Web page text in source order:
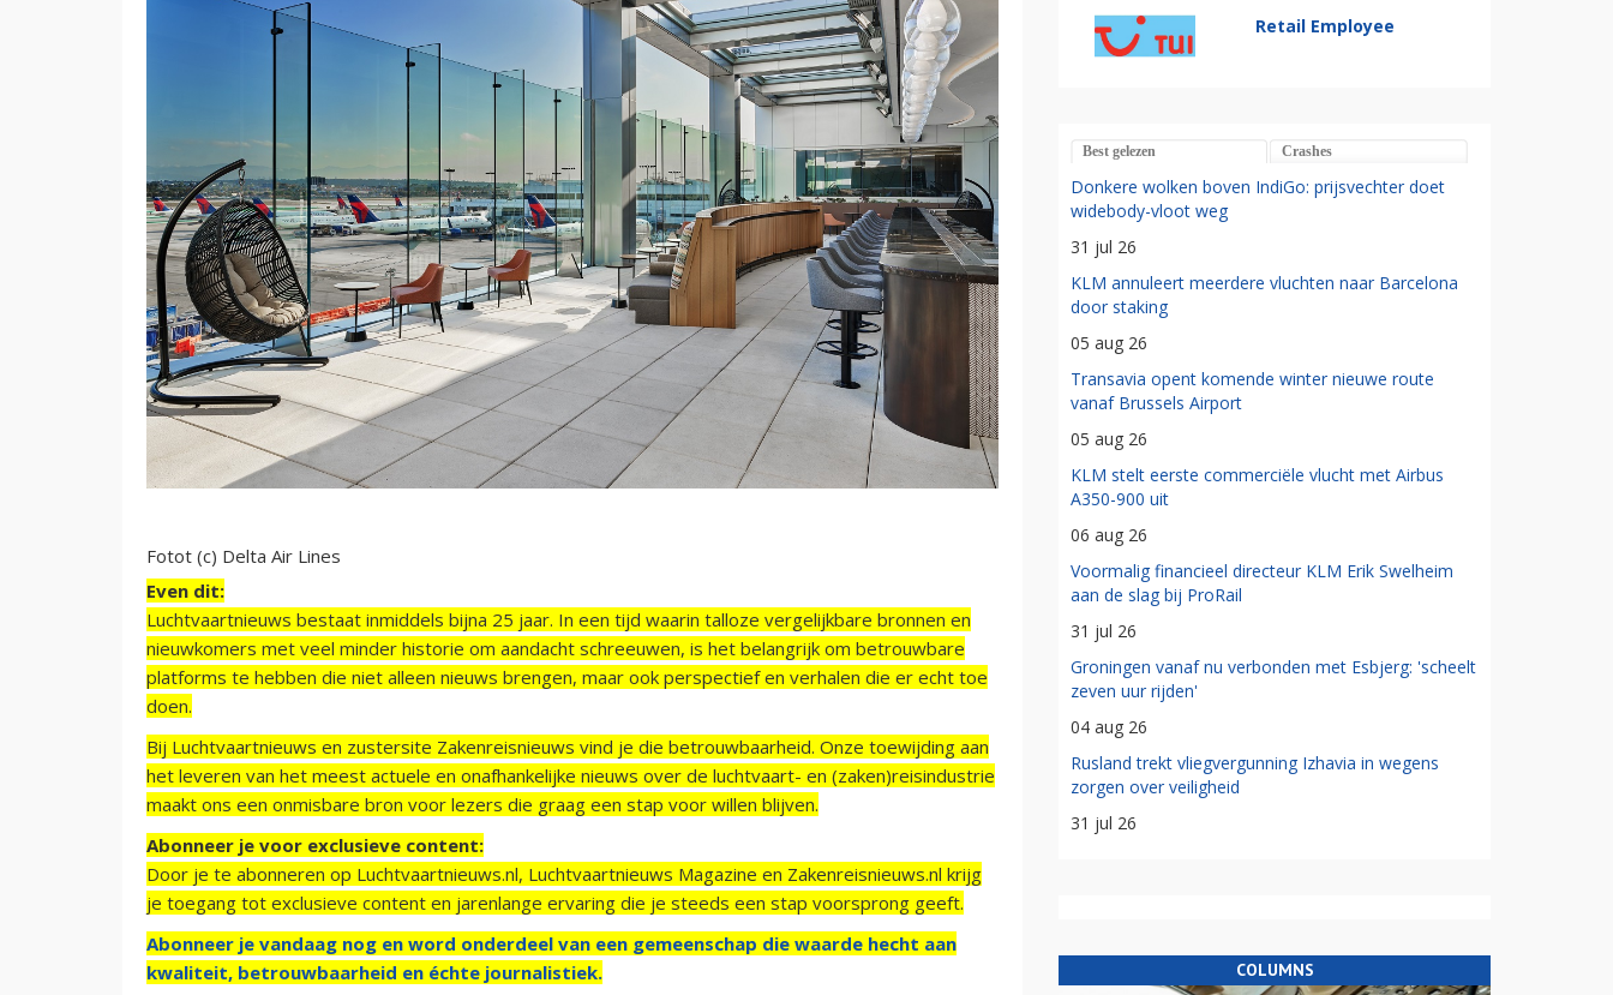
Fotot (c) Delta Air Lines
Even dit:
Luchtvaartnieuws bestaat inmiddels bijna 25 jaar. In een tijd waarin talloze vergelijkbare bronnen en
nieuwkomers met veel minder historie om aandacht schreeuwen, is het belangrijk om betrouwbare
platforms te hebben die niet alleen nieuws brengen, maar ook perspectief en verhalen die er echt toe
doen.
Bij Luchtvaartnieuws en zustersite Zakenreisnieuws vind je die betrouwbaarheid. Onze toewijding aan
het leveren van het meest actuele en onafhankelijke nieuws over de luchtvaart- en (zaken)reisindustrie
maakt ons een onmisbare bron voor lezers die graag een stap voor willen blijven.
Abonneer je voor exclusieve content:
Door je te abonneren op Luchtvaartnieuws.nl, Luchtvaartnieuws Magazine en Zakenreisnieuws.nl krijg
je toegang tot exclusieve content en jarenlange ervaring die je steeds een stap voorsprong geeft.
Abonneer je vandaag nog en word onderdeel van een gemeenschap die waarde hecht aan
kwaliteit, betrouwbaarheid en échte journalistiek.
Retail Employee
Best gelezen Crashes
Donkere wolken boven IndiGo: prijsvechter doet
widebody-vloot weg
31 jul 26
KLM annuleert meerdere vluchten naar Barcelona
door staking
05 aug 26
Transavia opent komende winter nieuwe route
vanaf Brussels Airport
05 aug 26
KLM stelt eerste commerciële vlucht met Airbus
A350-900 uit
06 aug 26
Voormalig financieel directeur KLM Erik Swelheim
aan de slag bij ProRail
31 jul 26
Groningen vanaf nu verbonden met Esbjerg: 'scheelt
zeven uur rijden'
04 aug 26
Rusland trekt vliegvergunning Izhavia in wegens
zorgen over veiligheid
31 jul 26
COLUMNS